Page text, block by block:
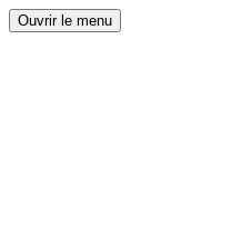
Ouvrir le menu